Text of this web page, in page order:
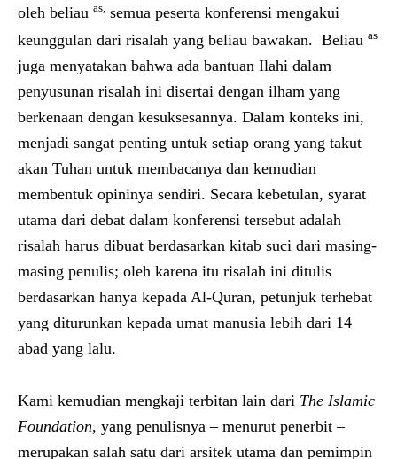
oleh beliau as, semua peserta konferensi mengakui
keunggulan dari risalah yang beliau bawakan. Beliau as
juga menyatakan bahwa ada bantuan Ilahi dalam
penyusunan risalah ini disertai dengan ilham yang
berkenaan dengan kesuksesannya. Dalam konteks ini,
menjadi sangat penting untuk setiap orang yang takut
akan Tuhan untuk membacanya dan kemudian
membentuk opininya sendiri. Secara kebetulan, syarat
utama dari debat dalam konferensi tersebut adalah
risalah harus dibuat berdasarkan kitab suci dari masing-
masing penulis; oleh karena itu risalah ini ditulis
berdasarkan hanya kepada Al-Quran, petunjuk terhebat
yang diturunkan kepada umat manusia lebih dari 14
abad yang lalu.
Kami kemudian mengkaji terbitan lain dari The Islamic
Foundation, yang penulisnya – menurut penerbit –
merupakan salah satu dari arsitek utama dan pemimpin